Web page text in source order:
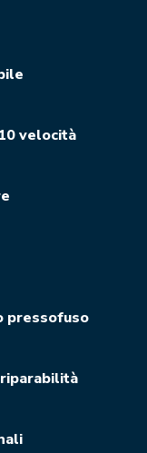
velocità
pressofuso
riparabilità